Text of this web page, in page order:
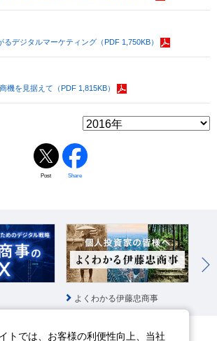
るデジタルマーケティング（PDF 1,750KB）
機を見据えて（PDF 1,815KB）
Post Share
よくわかる伊藤忠商事
トでは、お客様の利便性向上、当社